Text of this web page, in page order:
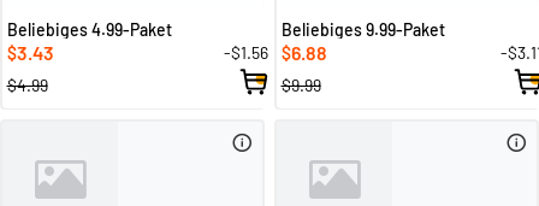
Beliebiges 4.99-Paket
$3.43
-$1.56
$4.99
Beliebiges 9.99-Paket
$6.88
-
$9.99